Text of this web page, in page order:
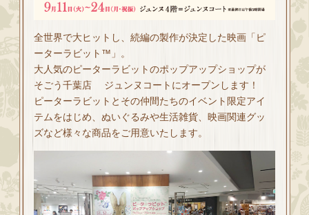
全世界で大ヒットし、続編の製作が決定した映画「ピ
ーターラビット™」。
大人気のピーターラビットのポップアップショップが
そごう千葉店 ジュンヌコートにオープンします！
ピーターラビットとその仲間たちのイベント限定アイ
テムをはじめ、ぬいぐるみや生活雑貨、映画関連グッ
ズなど様々な商品をご用意いたします。